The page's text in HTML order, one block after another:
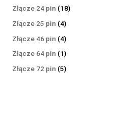
produkty
Złącze 24 pin 1818
Złącze 25 pin 44
produkty
Złącze 46 pin 44
produkty
Złącze 64 pin 11
produkt
Złącze 72 pin 55